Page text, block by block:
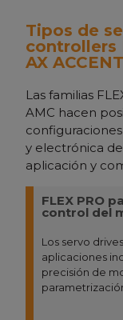
Tipos de
controllers
AX
Las familias
AMC hacen
y electrónica
aplicación y
FLEX PRO
control del
Los servo
aplicaciones
precisión de